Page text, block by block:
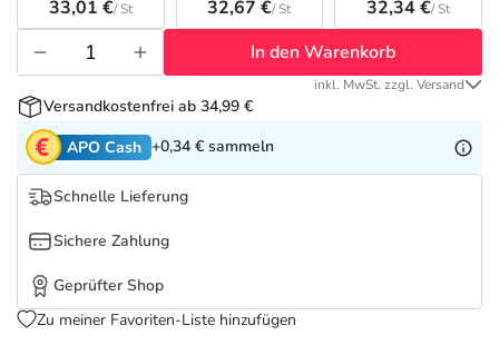
Tierapotheke
Vitamine & Mineralstoffe
Marken
Salus Deals
33,01 €/ St 32,67 €/ St 32,34 €/ St
In den Warenkorb
inkl. MwSt. zzgl. Versand
Versandkostenfrei ab 34,99 €
APO Cash +0,34 € sammeln
Schnelle Lieferung
Sichere Zahlung
Geprüfter Shop
Zu meiner Favoriten-Liste hinzufügen